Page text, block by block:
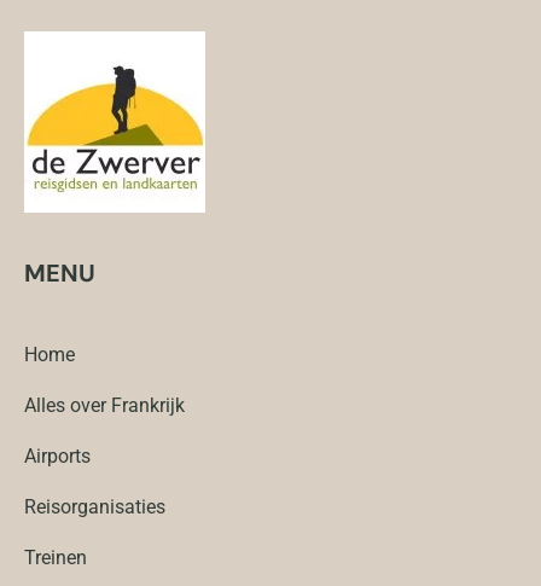
MENU
Home
Alles over Frankrijk
Airports
Reisorganisaties
Treinen